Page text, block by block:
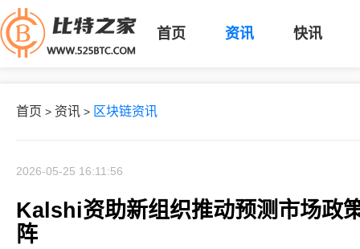
首页 资讯 快讯
首页 > 资讯 > 区块链资讯
2026-05-25 16:11:56
Kalshi资助新组织推动预测市场政
阵